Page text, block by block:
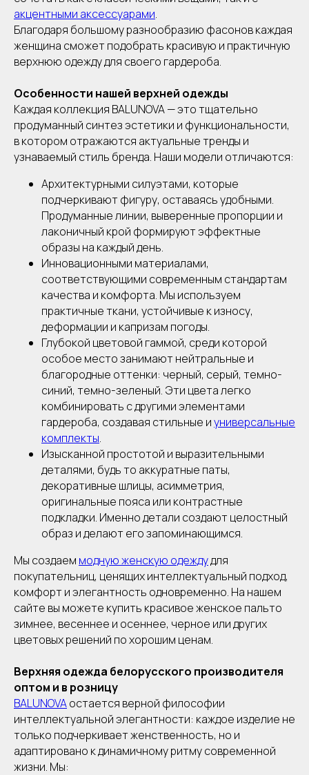
акцентными аксессуарами.
Благодаря большому разнообразию фасонов каждая
женщина сможет подобрать красивую и практичную
верхнюю одежду для своего гардероба.
Особенности нашей верхней одежды
Каждая коллекция BALUNOVA — это тщательно
продуманный синтез эстетики и функциональности,
в котором отражаются актуальные тренды и
узнаваемый стиль бренда. Наши модели отличаются:
Архитектурными силуэтами, которые
подчеркивают фигуру, оставаясь удобными.
Продуманные линии, выверенные пропорции и
лаконичный крой формируют эффектные
образы на каждый день.
Инновационными материалами,
соответствующими современным стандартам
качества и комфорта. Мы используем
практичные ткани, устойчивые к износу,
деформации и капризам погоды.
Глубокой цветовой гаммой, среди которой
особое место занимают нейтральные и
благородные оттенки: черный, серый, темно-
синий, темно-зеленый. Эти цвета легко
комбинировать с другими элементами
гардероба, создавая стильные иуниверсальные
комплекты.
Изысканной простотой и выразительными
деталями, будь то аккуратные паты,
декоративные шлицы, асимметрия,
оригинальные пояса или контрастные
подкладки. Именно детали создают целостный
образ и делают его запоминающимся.
Мы создаем модную женскую одеждудля
покупательниц, ценящих интеллектуальный подход,
комфорт и элегантность одновременно. На нашем
сайте вы можете купить красивое женское пальто
зимнее, весеннее и осеннее, черное или других
цветовых решений по хорошим ценам.
Верхняя одежда белорусского производителя
оптом и в розницу
BALUNOVAостается верной философии
интеллектуальной элегантности: каждое изделие не
только подчеркивает женственность, но и
адаптировано к динамичному ритму современной
жизни. Мы: